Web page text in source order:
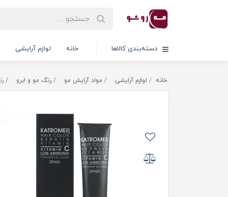
دسته‌بندی کالاها خانه لوازم آرایشی
خانه لوازم آرایشی مواد آرایش مو رنگ مو و ابرو